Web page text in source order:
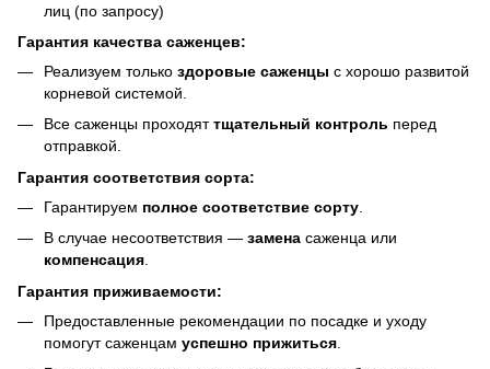
лиц (по запросу)
Гарантия качества саженцев:
Реализуем только здоровые саженцы с хорошо развитой
корневой системой.
Все саженцы проходяттщательный контроль перед
отправкой.
Гарантия соответствия сорта:
Гарантируем полное соответствие сорту
В случае несоответствия — замена саженца или
компенсация.
Гарантия приживаемости:
Предоставленные рекомендации по посадке и уходу
помогут саженцам успешно прижиться